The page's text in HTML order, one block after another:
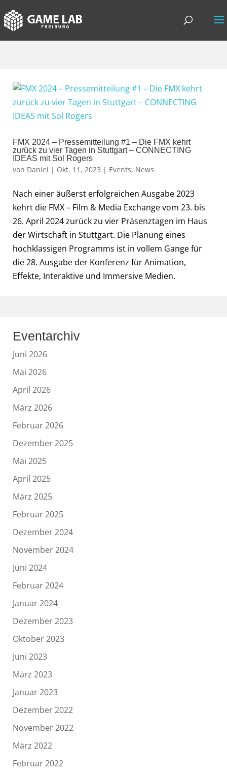
FMX 2024 – Pressemitteilung #1 – Die FMX kehrt
zurück zu vier Tagen in Stuttgart – CONNECTING
IDEAS mit Sol Rogers
von Daniel | Okt. 11, 2023 | Events, News
Nach einer äußerst erfolgreichen Ausgabe 2023
kehrt die FMX – Film & Media Exchange vom 23. bis
26. April 2024 zurück zu vier Präsenztagen im Haus
der Wirtschaft in Stuttgart. Die Planung eines
hochklassigen Programms ist in vollem Gange für
die 28. Ausgabe der Konferenz für Animation,
Effekte, Interaktive und Immersive Medien.
Eventarchiv
Juni 2026
Mai 2026
April 2026
März 2026
Februar 2026
Dezember 2025
Mai 2025
April 2025
März 2025
Februar 2025
Dezember 2024
November 2024
Juni 2024
Februar 2024
Januar 2024
Dezember 2023
Oktober 2023
Juni 2023
März 2023
Januar 2023
Dezember 2022
November 2022
März 2022
Februar 2022